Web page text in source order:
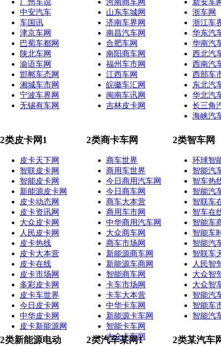
广州车说
中安汽车
车国讯
津京车网
巴蜀车都网
陕北车网
渝语车网
邯郸车态网
湘城车市网
宁波车界网
无锡有车网
河南商车网
山东车城网
济南车界网
南昌汽车网
合肥车网
南阳商车网
福州车市网
江西车网
皖徽车汇网
闽南车讯网
吉林皮卡网
新安车
浙车网
浙江车
华东汽
华南汽
西北汽
西南汽
西部车
东北汽
华北汽
长三角
海峡汽
2类皮卡网1
皮卡天下网
智联皮卡网
智能皮卡网
新能源皮卡网
皮卡动态网
皮卡资讯网
大众皮卡网
人民皮卡网
皮卡热线
皮卡大本营
皮卡在线
皮卡市场网
多彩皮卡网
皮卡车世界
今日皮卡网
中华皮卡网
皮卡新能源网
2类商卡车网
商车世界
商用车世界
今日商用汽车网
今日商车网
商车大本营
商用车市网
中华商用汽车网
大众商车网
商车市场网
新能源商车网
新能源车商网
智能商车网
卡车市场网
卡车大本营
中华卡车网
新能源卡车网
智能卡车网
大众卡车网
2类智车网
环球智
智能汽
智车热
智能汽
智联车
智车在
智能车
智能车
智能汽
智联车
人民智
大众智
大众智
智能汽
智能车
智能汽
2类新能源电动 2类汽车某网1 2类某汽车